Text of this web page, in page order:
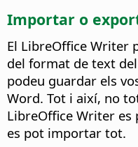
Importar o
El LibreOffice Writer
del format de text
podeu guardar els
Word. Tot i així, no
LibreOffice Writer
es pot importar tot.